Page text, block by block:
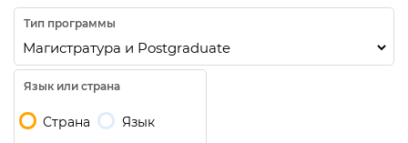
Тип программы
Язык или страна
Страна Язык